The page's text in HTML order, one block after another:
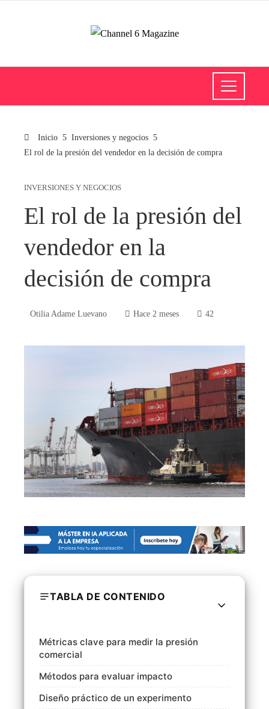
Inicio
Inversiones y negocios
El rol de la presión del vendedor en la decisión de compra
INVERSIONES Y NEGOCIOS
El rol de la presión del
vendedor en la
decisión de compra
Otilia Adame Luevano Hace 2 meses 42
TABLA DE CONTENIDO
Métricas clave para medir la presión
comercial
Métodos para evaluar impacto
Diseño práctico de un experimento